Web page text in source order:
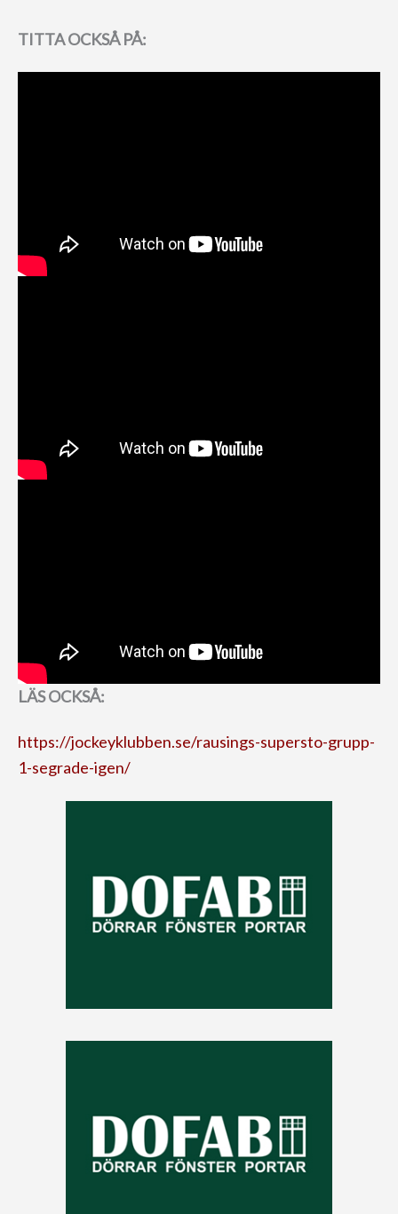
TITTA OCKSÅ PÅ:
LÄS OCKSÅ:
https://jockeyklubben.se/rausings-supersto-grupp-
1-segrade-igen/